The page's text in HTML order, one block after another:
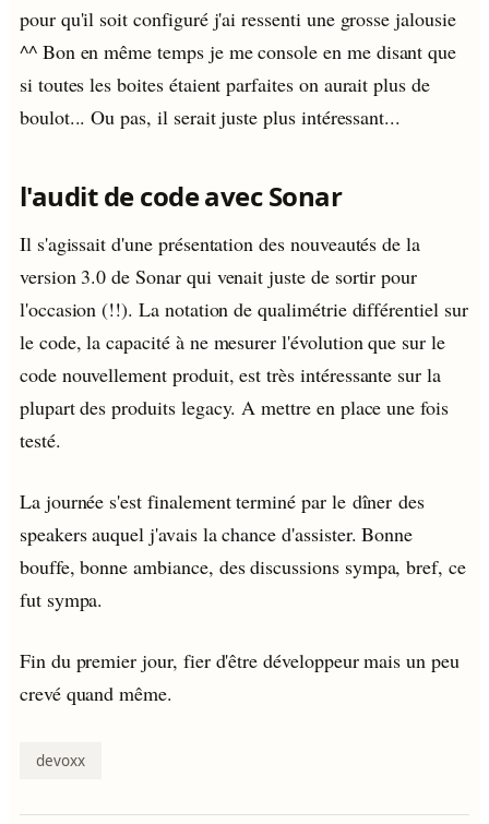
pour qu'il soit configuré j'ai ressenti une grosse jalousie
^^ Bon en même temps je me console en me disant que
si toutes les boites étaient parfaites on aurait plus de
boulot... Ou pas, il serait juste plus intéressant...
l'audit de code avec Sonar
Il s'agissait d'une présentation des nouveautés de la
version 3.0 de Sonar qui venait juste de sortir pour
l'occasion (!!). La notation de qualimétrie différentiel sur
le code, la capacité à ne mesurer l'évolution que sur le
code nouvellement produit, est très intéressante sur la
plupart des produits legacy. A mettre en place une fois
testé.
La journée s'est finalement terminé par le dîner des
speakers auquel j'avais la chance d'assister. Bonne
bouffe, bonne ambiance, des discussions sympa, bref, ce
fut sympa.
Fin du premier jour, fier d'être développeur mais un peu
crevé quand même.
devoxx